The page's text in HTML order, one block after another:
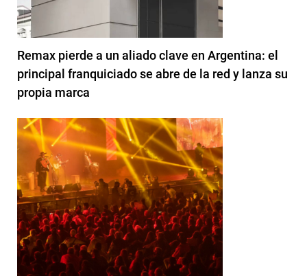
Remax pierde a un aliado clave en Argentina: el
principal franquiciado se abre de la red y lanza su
propia marca